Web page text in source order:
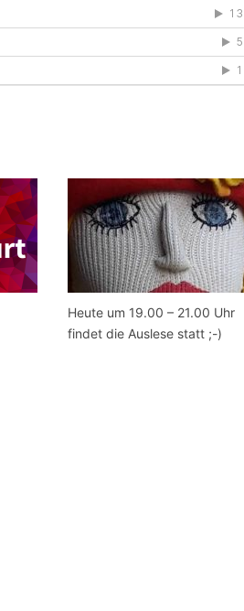
Heute um 19.00 – 21.00 Uhr
findet die Auslese statt ;-)